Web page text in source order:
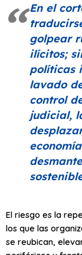
En el
golpear
ilícitos;
políticas
lavado
control
judicial,
El riesgo es la
los que las
se reubican,